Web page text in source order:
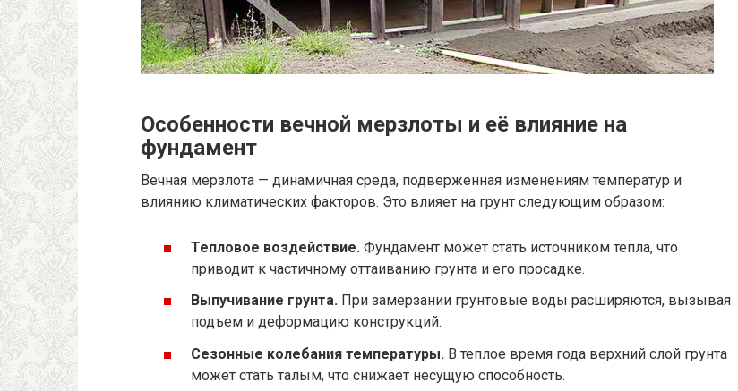
Особенности вечной мерзлоты и её влияние на
фундамент
Вечная мерзлота — динамичная среда, подверженная изменениям температур и
влиянию климатических факторов. Это влияет на грунт следующим образом:
Тепловое воздействие. Фундамент может стать источником тепла, что
приводит к частичному оттаиванию грунта и его просадке.
Выпучивание грунта. При замерзании грунтовые воды расширяются, вызывая
подъем и деформацию конструкций.
Сезонные колебания температуры. В теплое время года верхний слой грунта
может стать талым, что снижает несущую способность.